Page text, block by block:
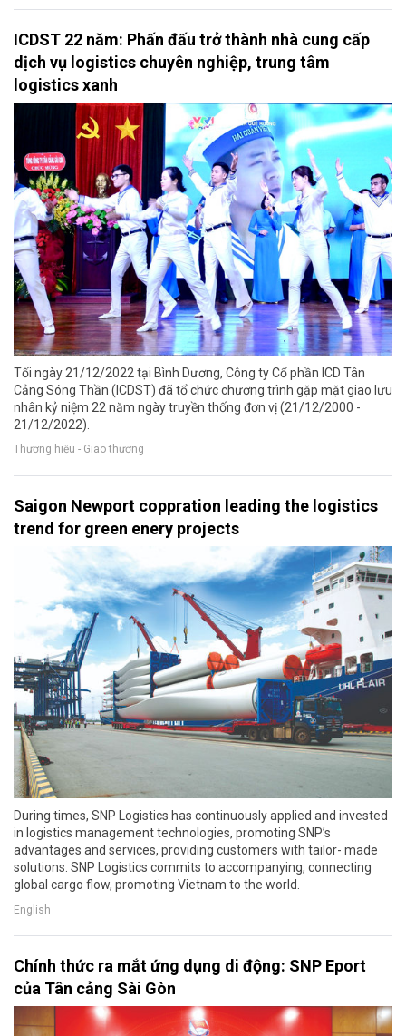
ICDST 22 năm: Phấn đấu trở thành nhà cung cấp
dịch vụ logistics chuyên nghiệp, trung tâm
logistics xanh
Tối ngày 21/12/2022 tại Bình Dương, Công ty Cổ phần ICD Tân
Cảng Sóng Thần (ICDST) đã tổ chức chương trình gặp mặt giao lưu
nhân kỷ niệm 22 năm ngày truyền thống đơn vị (21/12/2000 -
21/12/2022).
Thương hiệu - Giao thương
Saigon Newport coppration leading the logistics
trend for green enery projects
During times, SNP Logistics has continuously applied and invested
in logistics management technologies, promoting SNP’s
advantages and services, providing customers with tailor- made
solutions. SNP Logistics commits to accompanying, connecting
global cargo flow, promoting Vietnam to the world.
English
Chính thức ra mắt ứng dụng di động: SNP Eport
của Tân cảng Sài Gòn